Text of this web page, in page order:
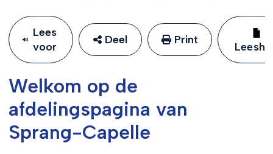
Lees
voor
Deel Print
Welkom op de
afdelingspagina van
Sprang-Capelle